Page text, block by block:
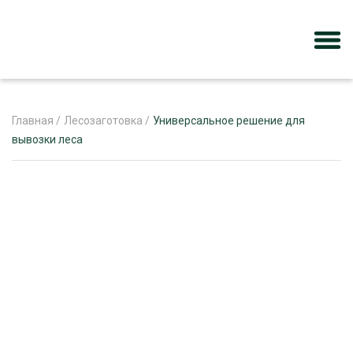
Главная / Лесозаготовка / Универсальное решение для
вывозки леса